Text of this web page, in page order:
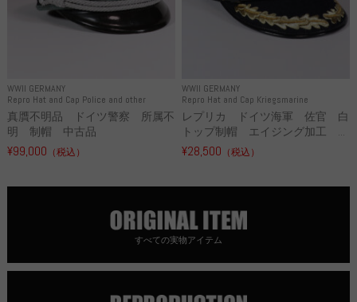
WWII GERMANY
Repro Hat and Cap Police and other
真贋不明品 ドイツ警察 所属不
明 制帽 中古品
¥99,000 （税込）
WWII GERMANY
Repro Hat and Cap Kriegsmarine
レプリカ ドイツ海軍 佐官 白
トップ制帽 エイジング加工 ...
¥28,500 （税込）
すべての実物アイテム